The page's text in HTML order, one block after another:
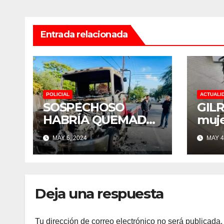
Entrada relacionada
POLICIAL
SOSPECHOSO
HABRÍA QUEMADO
4 GRÚAS EN BAY
POINT Y CONCORD
MAY 6, 2024
casi
MAY
Deja una respuesta
Tu dirección de correo electrónico no será publicada.